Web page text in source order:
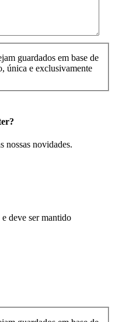
guardados em base de
única e exclusivamente
nossas novidades.
deve ser mantido